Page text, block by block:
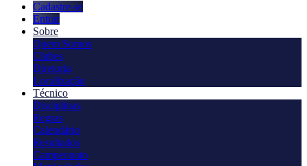
Cadastre-se
Entrar
Sobre
Quem Somos
Clubes
Diretoria
Localização
Técnico
Disciplinas
Regras
Calendário
Resultados
Campeonato